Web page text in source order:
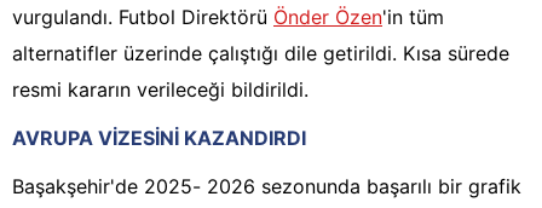
vurgulandı. Futbol Direktörü Önder Özen'in tüm
alternatifler üzerinde çalıştığı dile getirildi. Kısa sürede
resmi kararın verileceği bildirildi.
AVRUPA VİZESİNİ KAZANDIRDI
Başakşehir'de 2025- 2026 sezonunda başarılı bir grafik